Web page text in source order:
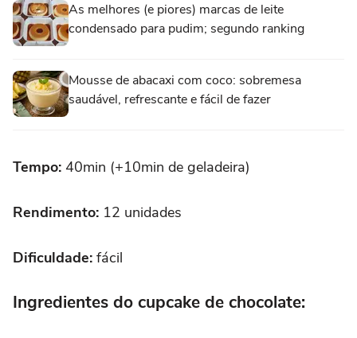
As melhores (e piores) marcas de leite
condensado para pudim; segundo ranking
Mousse de abacaxi com coco: sobremesa
saudável, refrescante e fácil de fazer
Tempo: 40min (+10min de geladeira)
Rendimento: 12 unidades
Dificuldade: fácil
Ingredientes do cupcake de chocolate: